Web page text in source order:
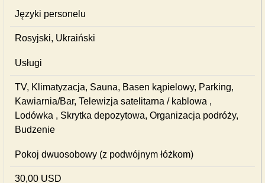
Języki personelu
Rosyjski, Ukraiński
Usługi
TV, Klimatyzacja, Sauna, Basen kąpielowy, Parking,
Kawiarnia/Bar, Telewizja satelitarna / kablowa ,
Lodówka , Skrytka depozytowa, Organizacja podróży,
Budzenie
Pokoj dwuosobowy (z podwójnym łóżkom)
30,00 USD